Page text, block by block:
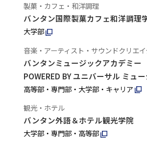
製菓・カフェ・和洋調理
バンタン国際製菓カフェ和洋調理
大学部
音楽・アーティスト・サウンドクリエ
バンタンミュージックアカデミー
POWERED BY ユニバーサル ミュ
高等部・専門部・大学部・キャリア
観光・ホテル
バンタン外語＆ホテル観光学院
大学部・専門部・高等部